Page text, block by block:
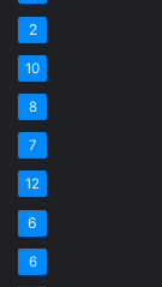
2
10
8
7
12
6
6